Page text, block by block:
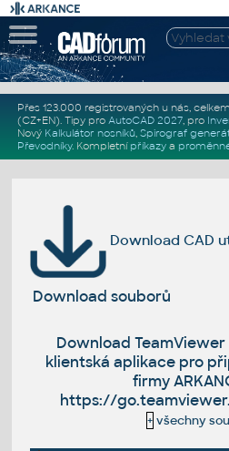
Přes 123.000 registrovaných u nás, celkem
(CZ+EN). Tipy pro AutoCAD 2027, pro
Nový Kalkulátor nosníků, Spirograf
Převodníky. Kompletní příkazya
Download CAD
Download souborů
Download TeamViewer
klientská aplikace pro
firmy
https://
+ všechny